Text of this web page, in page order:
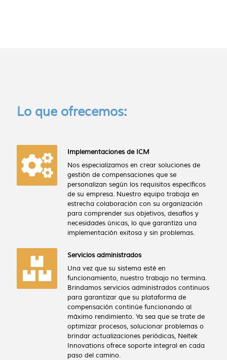
Lo que ofrecemos:
Implementaciones de ICM
Nos especializamos en crear soluciones de
gestión de compensaciones que se
personalizan según los requisitos específicos
de su empresa. Nuestro equipo trabaja en
estrecha colaboración con su organización
para comprender sus objetivos, desafíos y
necesidades únicas, lo que garantiza una
implementación exitosa y sin problemas.
Servicios administrados
Una vez que su sistema esté en
funcionamiento, nuestro trabajo no termina.
Brindamos servicios administrados continuos
para garantizar que su plataforma de
compensación continúe funcionando al
máximo rendimiento. Ya sea que se trate de
optimizar procesos, solucionar problemas o
brindar actualizaciones periódicas, Neitek
Innovations ofrece soporte integral en cada
paso del camino.